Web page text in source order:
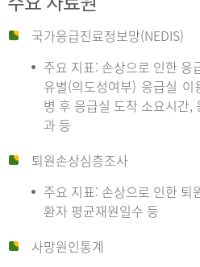
국가응급진료정보망(NEDIS)
주요 지표: 손상으로 인한 응
유별(의도성여부) 응급실
병 후 응급실 도착 소요시간,
과 등
퇴원손상심층조사
주요 지표: 손상으로 인한 퇴
환자 평균재원일수 등
사망원인통계